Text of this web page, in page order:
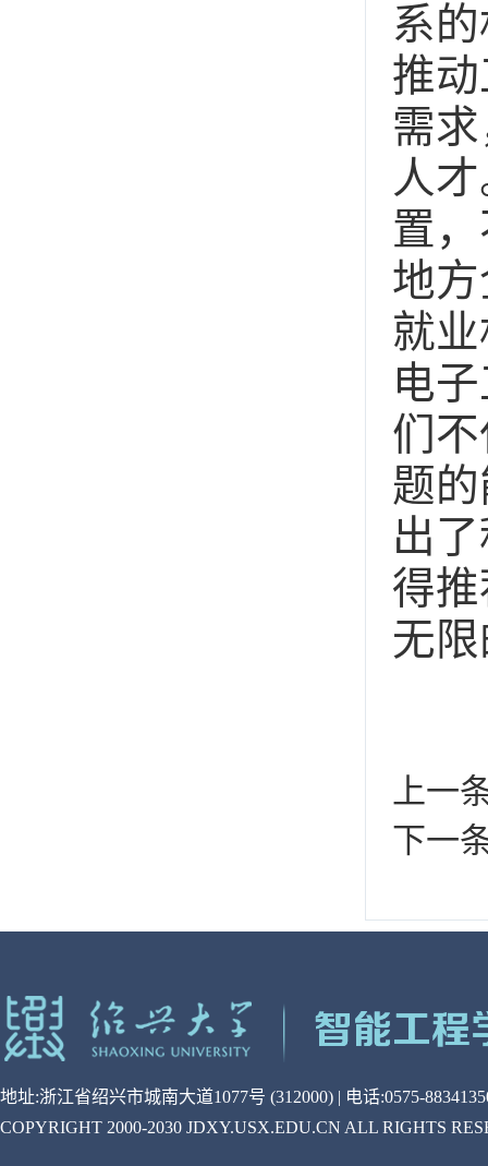
系
推
需
人
置
地
就
电
们
题
出
得
无
上一
下一
地址:浙江省绍兴市城南大道1077号 (312000) | 电话:0575-
COPYRIGHT 2000-2030 JDXY.USX.EDU.CN ALL RIGHTS